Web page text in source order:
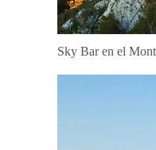
Sky Bar en el